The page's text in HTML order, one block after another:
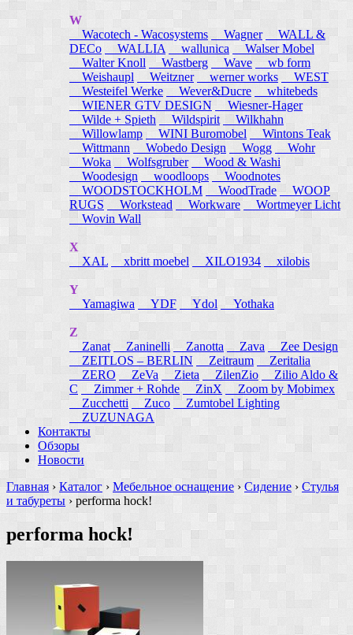
W
Wacotech - Wacosystems
Wagner
WALL &
DECo
WALLIA wallunica
Walser Mobel
Walter Knoll
Wastberg Wave
wb form
Weishaupl
Weitzner werner works
WEST
Westeifel Werke
Wever&Ducre
whitebeds
WIENER GTV DESIGN
Wiesner-Hager
Wilde + Spieth
Wildspirit
Wilkhahn
Willowlamp
WINI Buromobel
Wintons Teak
Wittmann
Wobedo Design Wogg
Wohr
Woka
Wolfsgruber
Wood & Washi
Woodesign
woodloops
Woodnotes
WOODSTOCKHOLM
WoodTrade
WOOP
RUGS
Workstead Workware
Wortmeyer Licht
Wovin Wall
X
XAL
xbritt moebel XILO1934 xilobis
Y
Yamagiwa
YDF Ydol Yothaka
Z
Zanat
Zaninelli Zanotta Zava
Zee Design
ZEITLOS – BERLIN
Zeitraum
Zeritalia
ZERO
ZeVa Zieta ZilenZio
Zilio Aldo &
C
Zimmer + Rohde ZinX
Zoom by Mobimex
Zucchetti
Zuco
Zumtobel Lighting
ZUZUNAGA
Контакты
Обзоры
Новости
Главная › Каталог › Мебельное оснащение › Сидение › Стулья
и табуреты › performa hock!
performa hock!